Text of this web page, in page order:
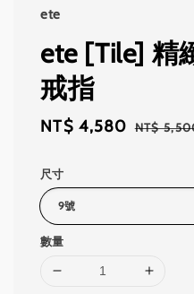
ete
ete [Tile] 精
戒指
Sale
NT$ 4,580 Regular
NT$
尺寸
數量